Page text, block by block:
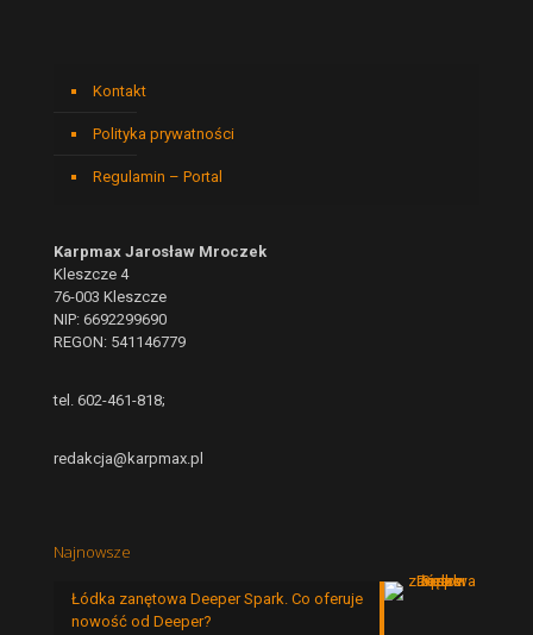
Kontakt
Polityka prywatności
Regulamin – Portal
Karpmax Jarosław Mroczek
Kleszcze 4
76-003 Kleszcze
NIP: 6692299690
REGON: 541146779
tel. 602-461-818;
redakcja@karpmax.pl
Najnowsze
Łódka zanętowa Deeper Spark. Co oferuje
nowość od Deeper?